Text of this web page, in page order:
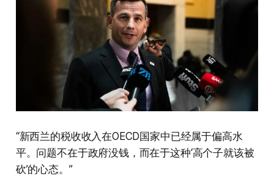
“新西兰的税收收入在OECD国家中已经属于偏高水
平。问题不在于政府没钱，而在于这种‘高个子就该被
砍’的心态。”